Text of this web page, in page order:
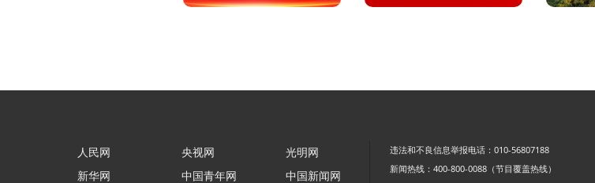
人民网
新华网
央视网
中国青年网
光明网
中国新闻网
违法和不良信息举报电话：010-56807188
新闻热线：400-800-0088（节目覆盖热线）